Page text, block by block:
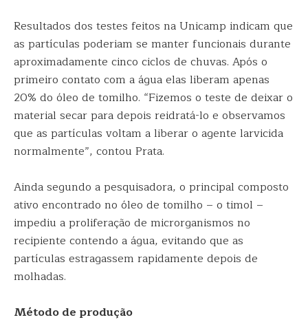
Resultados dos testes feitos na Unicamp indicam que
as partículas poderiam se manter funcionais durante
aproximadamente cinco ciclos de chuvas. Após o
primeiro contato com a água elas liberam apenas
20% do óleo de tomilho. “Fizemos o teste de deixar o
material secar para depois reidratá-lo e observamos
que as partículas voltam a liberar o agente larvicida
normalmente”, contou Prata.
Ainda segundo a pesquisadora, o principal composto
ativo encontrado no óleo de tomilho – o timol –
impediu a proliferação de microrganismos no
recipiente contendo a água, evitando que as
partículas estragassem rapidamente depois de
molhadas.
Método de produção